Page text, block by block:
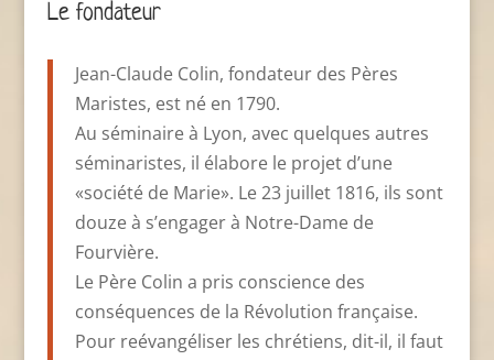
Le fondateur
Jean-Claude Colin, fondateur des Pères
Maristes, est né en 1790.
Au séminaire à Lyon, avec quelques autres
séminaristes, il élabore le projet d’une
«société de Marie». Le 23 juillet 1816, ils sont
douze à s’engager à Notre-Dame de
Fourvière.
Le Père Colin a pris conscience des
conséquences de la Révolution française.
Pour reévangéliser les chrétiens, dit-il, il faut